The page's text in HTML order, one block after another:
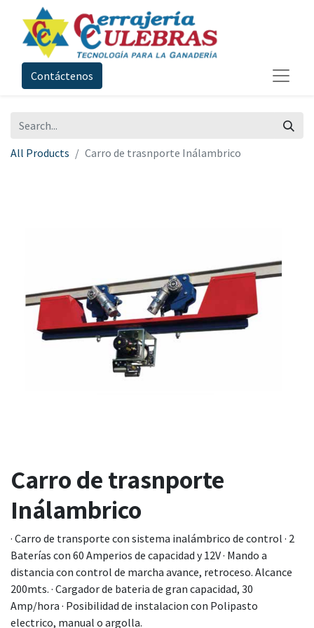
Contáctenos
All Products Carro de trasnporte Inálambrico
Carro de trasnporte
Inálambrico
· Carro de transporte con sistema inalámbrico de control · 2
Baterías con 60 Amperios de capacidad y 12V · Mando a
distancia con control de marcha avance, retroceso. Alcance
200mts. · Cargador de bateria de gran capacidad, 30
Amp/hora · Posibilidad de instalacion con Polipasto
electrico, manual o argolla.